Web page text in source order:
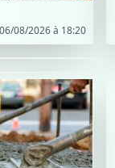
08/2026 à 18:20